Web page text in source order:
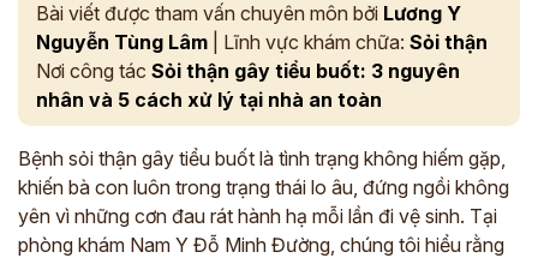
Bài viết được tham vấn chuyên môn bởi Lương Y
Nguyễn Tùng Lâm | Lĩnh vực khám chữa: Sỏi thận
Nơi công tác Sỏi thận gây tiểu buốt: 3 nguyên
nhân và 5 cách xử lý tại nhà an toàn
Bệnh sỏi thận gây tiểu buốt là tình trạng không hiếm gặp,
khiến bà con luôn trong trạng thái lo âu, đứng ngồi không
yên vì những cơn đau rát hành hạ mỗi lần đi vệ sinh. Tại
phòng khám Nam Y Đỗ Minh Đường, chúng tôi hiểu rằng